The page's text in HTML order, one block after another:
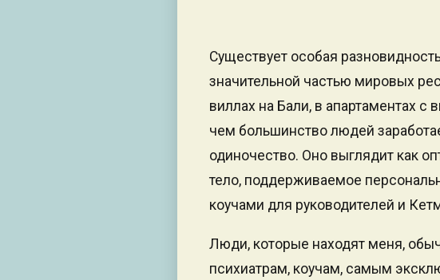
Существует особая
значительной частью мировых
виллах на Бали, в апартаментах
чем большинство людей
одиночество. Оно выглядит как
тело, поддерживаемое
коучами для руководителей и
Люди, которые находят меня,
психиатрам, коучам, самым